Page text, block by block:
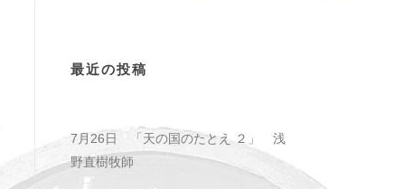
最近の投稿
7月26日 「天の国のたとえ ２」 浅
野直樹牧師